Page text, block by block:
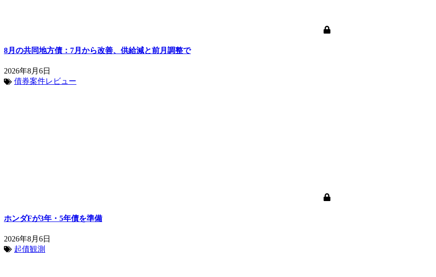
8月の共同地方債：7月から改善、供給減と前月調整で
2026年8月6日
債券案件レビュー
ホンダFが3年・5年債を準備
2026年8月6日
起債観測